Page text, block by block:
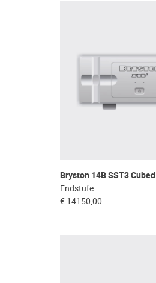
Bryston 14B SST3 Cubed
Endstufe
€ 14150,00